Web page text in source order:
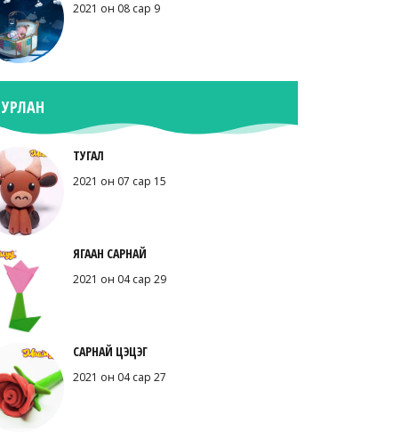
2021 он 08 сар 9
УРЛАН
ТУГАЛ
2021 он 07 сар 15
ЯГААН САРНАЙ
2021 он 04 сар 29
САРНАЙ ЦЭЦЭГ
2021 он 04 сар 27